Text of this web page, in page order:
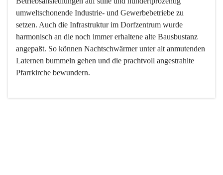
umweltschonende Industrie- und Gewerbebetriebe zu
setzen. Auch die Infrastruktur im Dorfzentrum wurde
harmonisch an die noch immer erhaltene alte Bausbustanz
angepaßt. So können Nachtschwärmer unter alt anmutenden
Laternen bummeln gehen und die prachtvoll angestrahlte
Pfarrkirche bewundern.
Der Weinbau dominert heute nicht mehr, ist aber integrativer